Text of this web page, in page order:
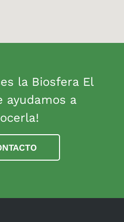
la Biosfera El
ayudamos a